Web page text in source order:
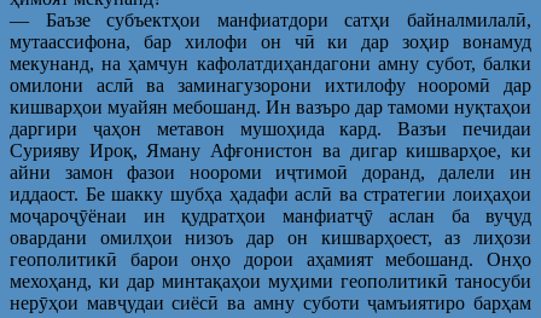
— Баъзе субъектҳои манфиатдори сатҳи байналмилалӣ,
мутаассифона, бар хилофи он чӣ ки дар зоҳир вонамуд
мекунанд, на ҳамчун кафолатдиҳандагони амну субот, балки
омилони аслӣ ва заминагузорони ихтилофу нооромӣ дар
кишварҳои муайян мебошанд. Ин вазъро дар тамоми нуқтаҳои
даргири ҷаҳон метавон мушоҳида кард. Вазъи печидаи
Сурияву Ироқ, Яману Афғонистон ва дигар кишварҳое, ки
айни замон фазои ноороми иҷтимоӣ доранд, далели ин
иддаост. Бе шакку шубҳа ҳадафи аслӣ ва стратегии лоиҳаҳои
моҷароҷӯёнаи ин қудратҳои манфиатҷӯ аслан ба вуҷуд
овардани омилҳои низоъ дар он кишварҳоест, аз лиҳози
геополитикӣ барои онҳо дорои аҳамият мебошанд. Онҳо
мехоҳанд, ки дар минтақаҳои муҳими геополитикӣ таносуби
нерӯҳои мавҷудаи сиёсӣ ва амну суботи ҷамъиятиро барҳам